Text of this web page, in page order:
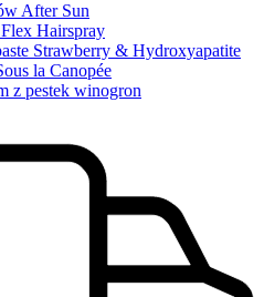
After Sun
Hairspray
Strawberry & Hydroxyapatite
la Canopée
z pestek winogron